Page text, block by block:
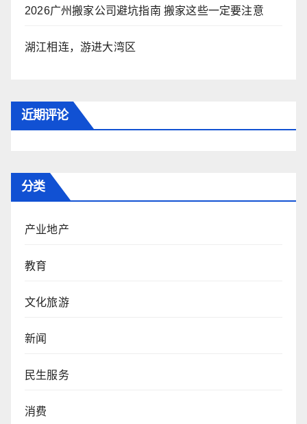
2026广州搬家公司避坑指南 搬家这些一定要注意
湖江相连，游进大湾区
近期评论
分类
产业地产
教育
文化旅游
新闻
民生服务
消费